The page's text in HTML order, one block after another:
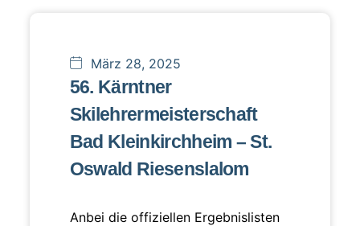
März 28, 2025
56. Kärntner
Skilehrermeisterschaft
Bad Kleinkirchheim – St.
Oswald Riesenslalom
Anbei die offiziellen Ergebnislisten